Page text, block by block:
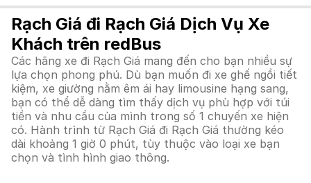
Rạch Giá đi Rạch Giá Dịch Vụ Xe
Khách trên redBus
Các hãng xe đi Rạch Giá mang đến cho bạn nhiều sự
lựa chọn phong phú. Dù bạn muốn đi xe ghế ngồi tiết
kiệm, xe giường nằm êm ái hay limousine hạng sang,
bạn có thể dễ dàng tìm thấy dịch vụ phù hợp với túi
tiền và nhu cầu của mình trong số 1 chuyến xe hiện
có. Hành trình từ Rạch Giá đi Rạch Giá thường kéo
dài khoảng 1 giờ 0 phút, tùy thuộc vào loại xe bạn
chọn và tình hình giao thông.